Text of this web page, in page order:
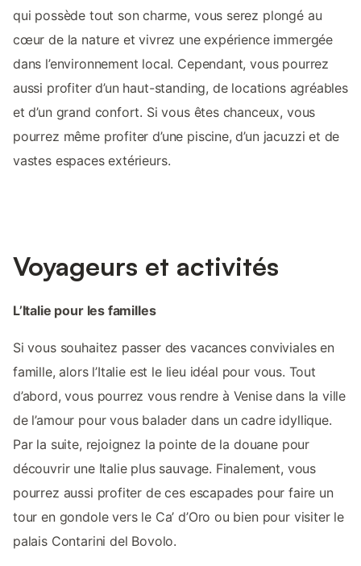
qui possède tout son charme, vous serez plongé au
cœur de la nature et vivrez une expérience immergée
dans l’environnement local. Cependant, vous pourrez
aussi profiter d’un haut-standing, de locations agréables
et d’un grand confort. Si vous êtes chanceux, vous
pourrez même profiter d’une piscine, d’un jacuzzi et de
vastes espaces extérieurs.
Voyageurs et activités
L’Italie pour les familles
Si vous souhaitez passer des vacances conviviales en
famille, alors l’Italie est le lieu idéal pour vous. Tout
d’abord, vous pourrez vous rendre à Venise dans la ville
de l’amour pour vous balader dans un cadre idyllique.
Par la suite, rejoignez la pointe de la douane pour
découvrir une Italie plus sauvage. Finalement, vous
pourrez aussi profiter de ces escapades pour faire un
tour en gondole vers le Ca’ d’Oro ou bien pour visiter le
palais Contarini del Bovolo.